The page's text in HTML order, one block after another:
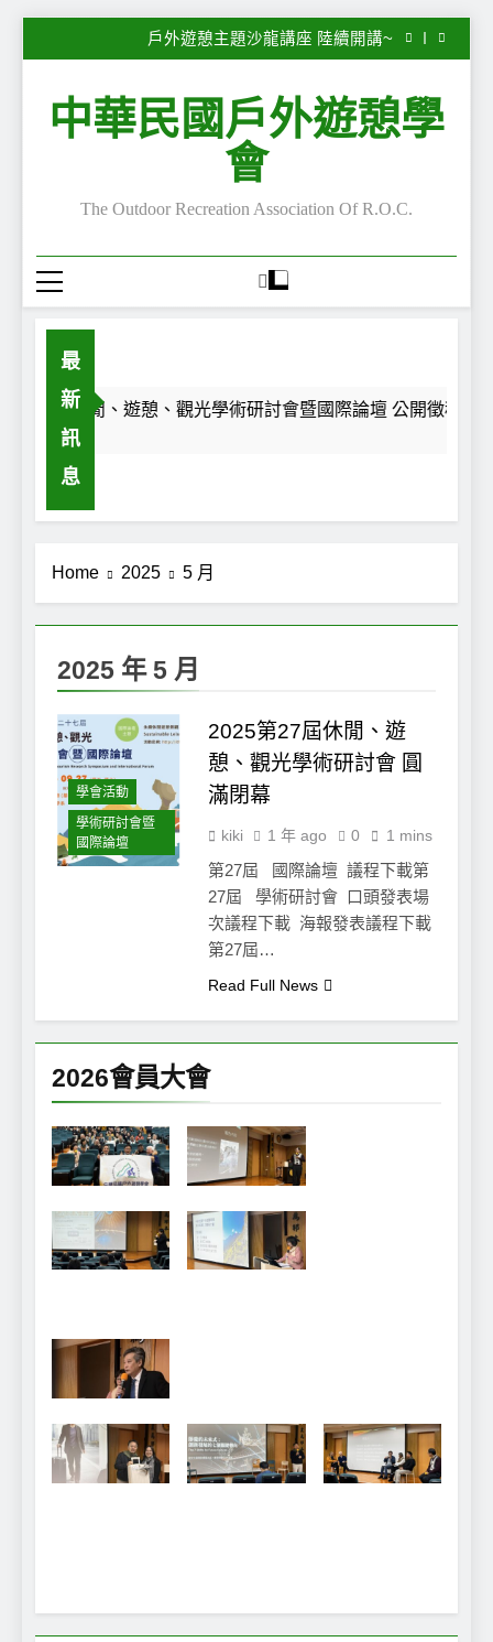
子
2026第28屆休閒、遊憩、觀光學術研討會暨國際
論壇 公開徵稿中~
戶外遊憩主題沙龍講座 陸續開講~
“Serious Leisure”專欄—嚴肅休閒的嚴肅性與不嚴
子
2026第28屆休閒、遊憩、觀光學術研討會暨國際
論壇 公開徵稿中~
戶外遊憩主題沙龍講座 陸續開講~
“Serious Leisure”專欄—嚴肅休閒的嚴肅性與不嚴
肅性—自我認同之旅
“Serious Leisure”專欄— 每一段路，都是一面鏡
中華民國戶外遊憩學
會
The Outdoor Recreation Association Of R.O.C.
最
新
訊
息
2026第28屆休閒、遊憩、觀光學術研討會暨國際論壇 公開徵稿中~
Home 2025 5 月
2025 年 5 月
學會活動
學術研討會暨
國際論壇
2025第27屆休閒、遊
憩、觀光學術研討會 圓
滿閉幕
kiki 1 年 ago 0 1 mins
第27屆 國際論壇 議程下載第
27屆 學術研討會 口頭發表場
次議程下載 海報發表議程下載
第27屆…
Read Full News
2026會員大會